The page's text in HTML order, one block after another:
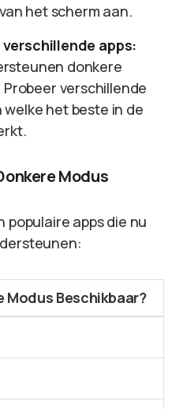
het scherm aan.
apps:
donkere
verschillende
welke het beste in de
Modus
populaire apps die nu
Modus Beschikbaar?